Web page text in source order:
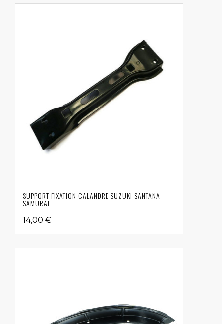
SUPPORT FIXATION CALANDRE SUZUKI SANTANA
SAMURAI
14,00 €